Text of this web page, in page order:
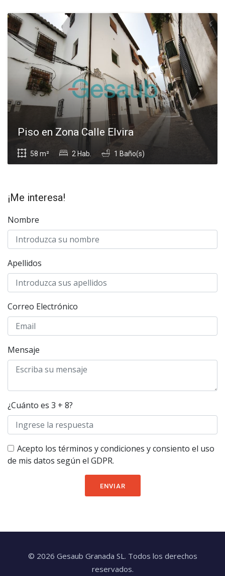
Piso en Zona Calle Elvira
58 m² 2 Hab. 1 Baño(s)
¡Me interesa!
Nombre
Apellidos
Correo Electrónico
Mensaje
¿Cuánto es 3 + 8?
Acepto los términos y condiciones y consiento el uso
de mis datos según el GDPR.
ENVIAR
© 2026 Gesaub Granada SL. Todos los derechos
reservados.